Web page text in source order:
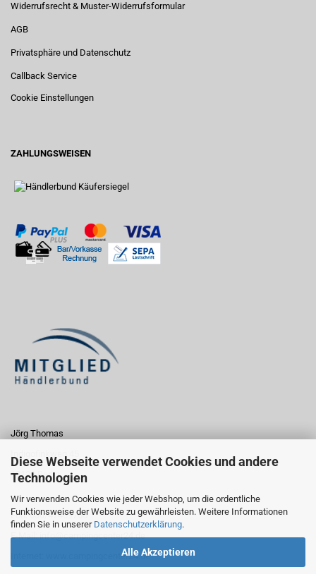
Diese Webseite verwendet Cookies und andere
Technologien
Wir verwenden Cookies wie jeder Webshop, um die ordentliche
Funktionsweise der Website zu gewährleisten. Weitere Informationen
finden Sie in unserer Datenschutzerklärung.
Alle Akzeptieren
Widerrufsrecht & Muster-Widerrufsformular
AGB
Privatsphäre und Datenschutz
Callback Service
Cookie Einstellungen
ZAHLUNGSWEISEN
Jörg Thomas
Indigofinkweg 45
13129 Berlin
Fon: 030/47469765
E-Mail:info@campingcenter24.de
www.campingcenter24.de